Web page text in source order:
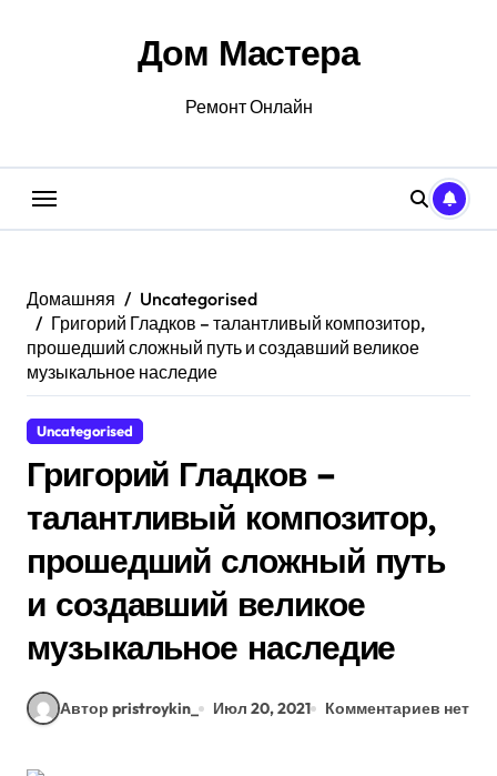
Дом Мастера
Ремонт Онлайн
Домашняя
Uncategorised
Григорий Гладков – талантливый композитор,
прошедший сложный путь и создавший великое
музыкальное наследие
Uncategorised
Григорий Гладков –
талантливый композитор,
прошедший сложный путь
и создавший великое
музыкальное наследие
Автор pristroykin_ Июл 20, 2021 Комментариев нет